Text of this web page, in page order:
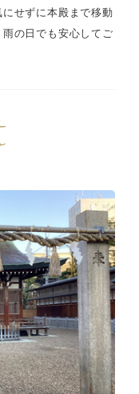
せずに本殿まで移動
の日でも安心してご